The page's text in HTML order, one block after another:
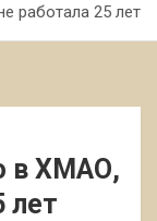
работала 25 лет
в ХМАО,
лет